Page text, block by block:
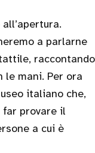
a parlarne
raccontando
le mani. Per ora
italiano che,
far provare il
a cui è